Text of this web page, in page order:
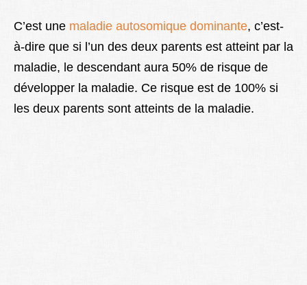
C’est une maladie autosomique dominante, c’est-
à-dire que si l’un des deux parents est atteint par la
maladie, le descendant aura 50% de risque de
développer la maladie. Ce risque est de 100% si
les deux parents sont atteints de la maladie.